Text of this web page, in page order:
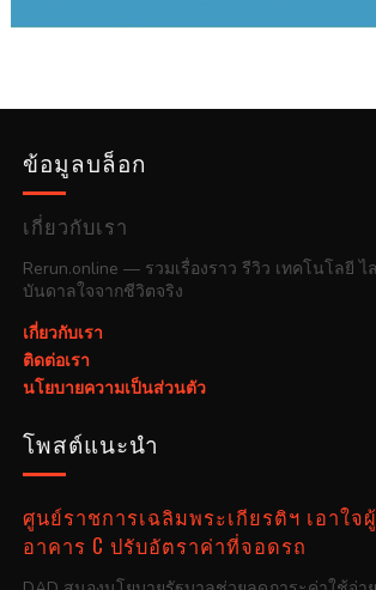
ข้อมูลบล็อก
เกี่ยวกับเรา
Rerun.online — รวมเรื่องราว รีวิว เทคโนโลยี
บันดาลใจจากชีวิตจริง
เกี่ยวกับเรา
ติดต่อเรา
นโยบายความเป็นส่วนตัว
โพสต์แนะนำ
ศูนย์ราชการเฉลิมพระเกียรติฯ เอาใจ
อาคาร C ปรับอัตราค่าที่จอดรถ